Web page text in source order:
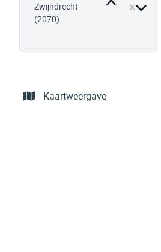
Zwijndrecht
(2070)
Remove
Kaartweergave